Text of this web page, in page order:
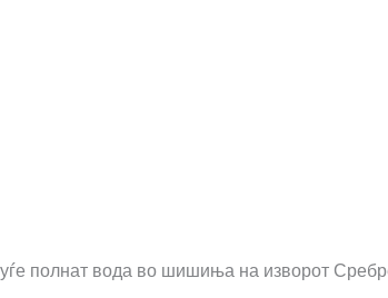
полнат вода во шишиња на изворот